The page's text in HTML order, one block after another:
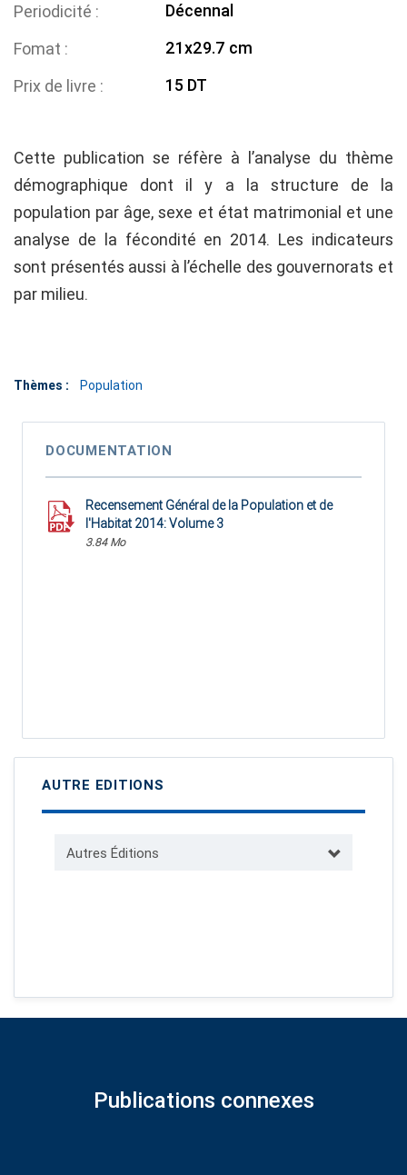
Periodicité
Décennal
Fomat
21x29.7 cm
Prix de livre
15 DT
Cette publication se réfère à l’analyse du thème
démographique dont il y a la structure de la
population par âge, sexe et état matrimonial et une
analyse de la fécondité en 2014. Les indicateurs
sont présentés aussi à l’échelle des gouvernorats et
par milieu.
Thèmes : Population
DOCUMENTATION
Recensement Général de la Population et de
l'Habitat 2014: Volume 3
3.84 Mo
AUTRE EDITIONS
Autres Éditions
Publications connexes